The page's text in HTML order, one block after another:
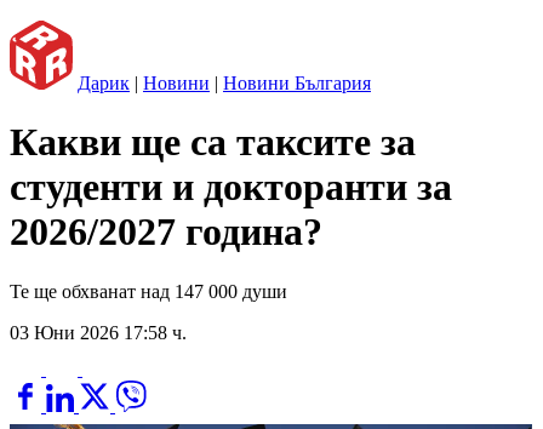
Дарик | Новини | Новини България
Какви ще са таксите за
студенти и докторанти за
2026/2027 година?
Те ще обхванат над 147 000 души
03 Юни 2026 17:58 ч.